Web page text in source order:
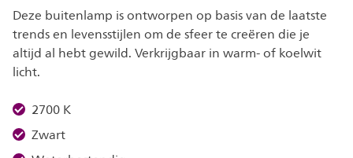
Deze buitenlamp is ontworpen op basis van de laatste
trends en levensstijlen om de sfeer te creëren die je
altijd al hebt gewild. Verkrijgbaar in warm- of koelwit
licht.
2700 K
Zwart